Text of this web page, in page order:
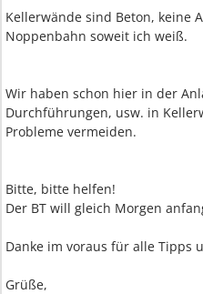
Kellerwände sind Beton, keine
Noppenbahn soweit ich weiß.
Wir haben schon hier in der
Durchführungen, usw. in
Probleme vermeiden.
Bitte, bitte helfen!
Der BT will gleich Morgen
Danke im voraus für alle Tipps
Grüße,